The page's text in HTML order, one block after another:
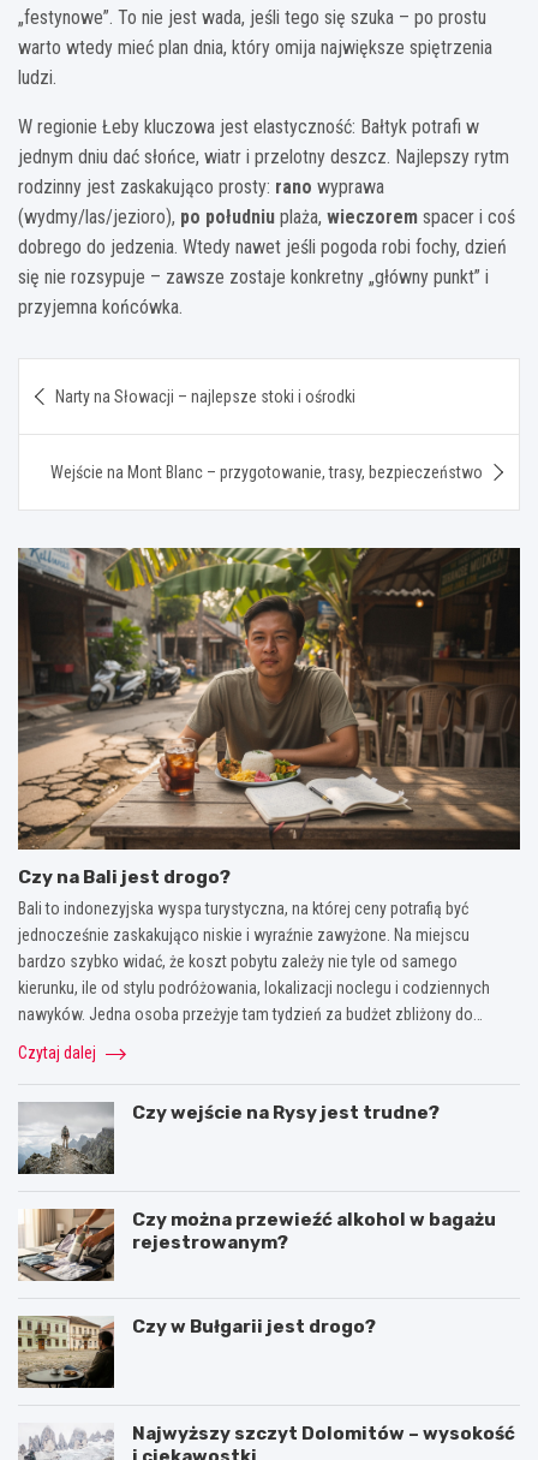
„festynowe”. To nie jest wada, jeśli tego się szuka – po prostu
warto wtedy mieć plan dnia, który omija największe spiętrzenia
ludzi.
W regionie Łeby kluczowa jest elastyczność: Bałtyk potrafi w
jednym dniu dać słońce, wiatr i przelotny deszcz. Najlepszy rytm
rodzinny jest zaskakująco prosty: rano wyprawa
(wydmy/las/jezioro), po południu plaża, wieczorem spacer i coś
dobrego do jedzenia. Wtedy nawet jeśli pogoda robi fochy, dzień
się nie rozsypuje – zawsze zostaje konkretny „główny punkt” i
przyjemna końcówka.
wpisu
Narty na Słowacji – najlepsze stoki i ośrodki
Wejście na Mont Blanc – przygotowanie, trasy, bezpieczeństwo
Czy na Bali jest drogo?
Bali to indonezyjska wyspa turystyczna, na której ceny potrafią być
jednocześnie zaskakująco niskie i wyraźnie zawyżone. Na miejscu
bardzo szybko widać, że koszt pobytu zależy nie tyle od samego
kierunku, ile od stylu podróżowania, lokalizacji noclegu i codziennych
nawyków. Jedna osoba przeżyje tam tydzień za budżet zbliżony do…
Czytaj dalej
Czy wejście na Rysy jest trudne?
Czy można przewieźć alkohol w bagażu
rejestrowanym?
Czy w Bułgarii jest drogo?
Najwyższy szczyt Dolomitów – wysokość